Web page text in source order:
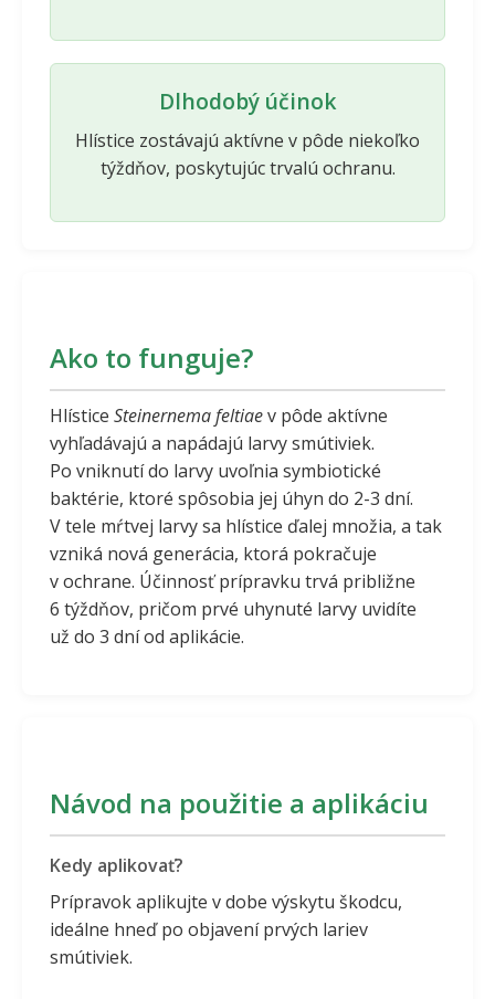
Dlhodobý účinok
Hlístice zostávajú aktívne v pôde niekoľko
týždňov, poskytujúc trvalú ochranu.
Ako to funguje?
Hlístice Steinernema feltiaev pôde aktívne
vyhľadávajú a napádajú larvy smútiviek.
Po vniknutí do larvy uvoľnia symbiotické
baktérie, ktoré spôsobia jej úhyn do 2-3 dní.
V tele mŕtvej larvy sa hlístice ďalej množia, a tak
vzniká nová generácia, ktorá pokračuje
v ochrane. Účinnosť prípravku trvá približne
6 týždňov, pričom prvé uhynuté larvy uvidíte
už do 3 dní od aplikácie.
Návod na použitie a aplikáciu
Kedy aplikovať?
Prípravok aplikujte v dobe výskytu škodcu,
ideálne hneď po objavení prvých lariev
smútiviek.